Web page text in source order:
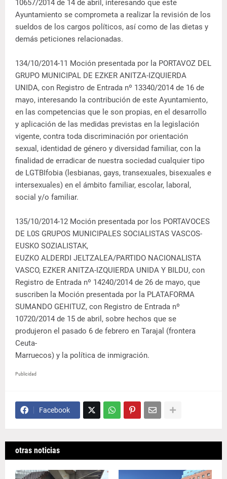
10657/2014 de 14 de abril, interesando que este
Ayuntamiento se comprometa a realizar la revisión de los
sueldos de los cargos políticos, así como de las dietas y
demás peticiones relacionadas.
134/10/2014-11 Moción presentada por la PORTAVOZ DEL
GRUPO MUNICIPAL DE EZKER ANITZA-IZQUIERDA
UNIDA, con Registro de Entrada nº 13340/2014 de 16 de
mayo, interesando la contribución de este Ayuntamiento,
en las competencias que le son propias, en el desarrollo
y aplicación de las medidas previstas en la legislación
vigente, contra toda discriminación por orientación
sexual, identidad de género y diversidad familiar, con la
finalidad de erradicar de nuestra sociedad cualquier tipo
de LGTBIfobia (lesbianas, gays, transexuales, bisexuales e
intersexuales) en el ámbito familiar, escolar, laboral,
social y/o familiar.
135/10/2014-12 Moción presentada por los PORTAVOCES
DE L0S GRUPOS MUNICIPALES SOCIALISTAS VASCOS-
EUSKO SOZIALISTAK,
EUZKO ALDERDI JELTZALEA/PARTIDO NACIONALISTA
VASCO, EZKER ANITZA-IZQUIERDA UNIDA Y BILDU, con
Registro de Entrada nº 14240/2014 de 26 de mayo, que
suscriben la Moción presentada por la PLATAFORMA
SUMANDO GEHITUZ, con Registro de Entrada nº
10720/2014 de 15 de abril, sobre hechos que se
produjeron el pasado 6 de febrero en Tarajal (frontera
Ceuta-
Marruecos) y la política de inmigración.
Publicidad
Facebook
otras noticias